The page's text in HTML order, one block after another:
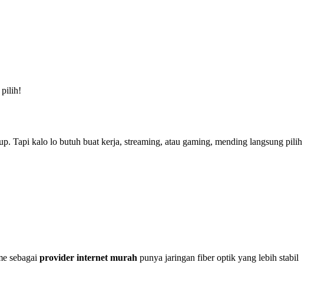
pilih!
Tapi kalo lo butuh buat kerja, streaming, atau gaming, mending langsung pilih
sebagai provider internet murah punya jaringan fiber optik yang lebih stabil